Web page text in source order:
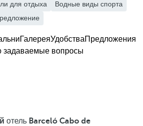
для отдыха
Водные виды спорта
ГалереяУдобстваПредложения
задаваемые вопросы
отель Barceló Cabo de